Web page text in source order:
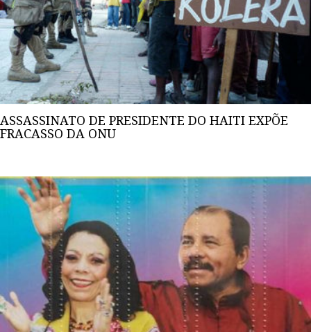
ASSASSINATO DE PRESIDENTE DO HAITI EXPÕE
FRACASSO DA ONU